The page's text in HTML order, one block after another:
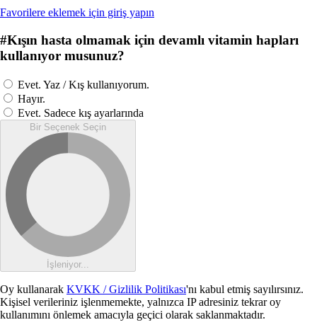
Favorilere eklemek için giriş yapın
#Kışın hasta olmamak için devamlı vitamin hapları
kullanıyor musunuz?
Evet. Yaz / Kış kullanıyorum.
Hayır.
Evet. Sadece kış ayarlarında
Bir Seçenek Seçin
İşleniyor...
Oy kullanarak KVKK / Gizlilik Politikası'nı kabul etmiş sayılırsınız.
Kişisel verileriniz işlenmemekte, yalnızca IP adresiniz tekrar oy
kullanımını önlemek amacıyla geçici olarak saklanmaktadır.